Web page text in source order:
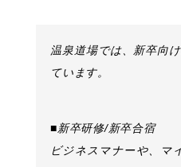
温泉道場では、新卒向
ています。
■新卒研修/新卒合宿
ビジネスマナーや、マ